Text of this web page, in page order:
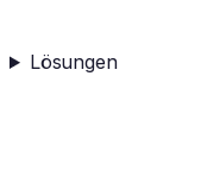
Lösungen